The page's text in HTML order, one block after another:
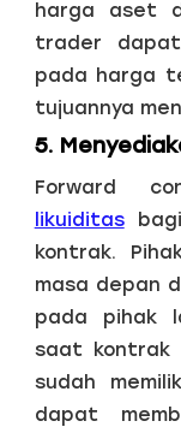
harga aset
trader
pada harga
tujuannya
5.
Forward
likuiditasbagi
kontrak.
masa depan
pada pihak
saat kontrak
sudah
dapat